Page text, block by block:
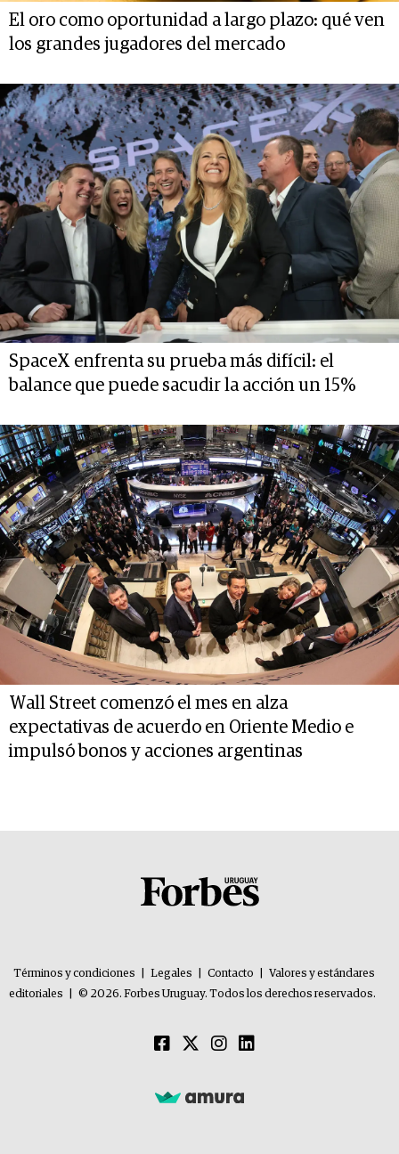
El oro como oportunidad a largo plazo: qué ven
los grandes jugadores del mercado
SpaceX enfrenta su prueba más difícil: el
balance que puede sacudir la acción un 15%
Wall Street comenzó el mes en alza
expectativas de acuerdo en Oriente Medio e
impulsó bonos y acciones argentinas
Términos y condiciones Legales Contacto
Valores y estándares
editoriales
© 2026. Forbes Uruguay. Todos los derechos reservados.